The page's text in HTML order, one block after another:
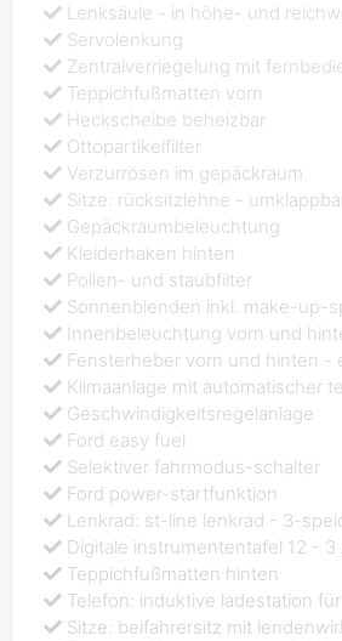
Lenksäule - in höhe- und
Servolenkung
Zentralverriegelung mit
Teppichfußmatten vorn
Heckscheibe beheizbar
Ottopartikelfilter
Verzurrösen im gepäckraum
Sitze: rücksitzlehne -
Gepäckraumbeleuchtung
Kleiderhaken hinten
Pollen- und staubfilter
Sonnenblenden inkl. make-up-
Innenbeleuchtung vorn und
Fensterheber vorn und hinten -
Klimaanlage mit automatischer
Geschwindigkeitsregelanlage
Ford easy fuel
Selektiver fahrmodus-schalter
Ford power-startfunktion
Lenkrad: st-line lenkrad - 3-
Digitale instrumententafel 12 - 3
Teppichfußmatten hinten
Telefon: induktive ladestation
Sitze: beifahrersitz mit